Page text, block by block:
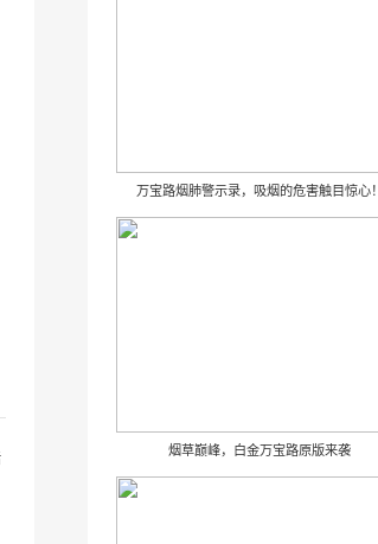
万宝路烟肺警示录，吸烟的危害触目惊心！
烟草巅峰，白金万宝路原版来袭